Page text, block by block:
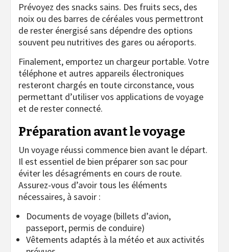
Prévoyez des snacks sains. Des fruits secs, des
noix ou des barres de céréales vous permettront
de rester énergisé sans dépendre des options
souvent peu nutritives des gares ou aéroports.
Finalement, emportez un chargeur portable. Votre
téléphone et autres appareils électroniques
resteront chargés en toute circonstance, vous
permettant d’utiliser vos applications de voyage
et de rester connecté.
Préparation avant le voyage
Un voyage réussi commence bien avant le départ.
Il est essentiel de bien préparer son sac pour
éviter les désagréments en cours de route.
Assurez-vous d’avoir tous les éléments
nécessaires, à savoir :
Documents de voyage (billets d’avion,
passeport, permis de conduire)
Vêtements adaptés à la météo et aux activités